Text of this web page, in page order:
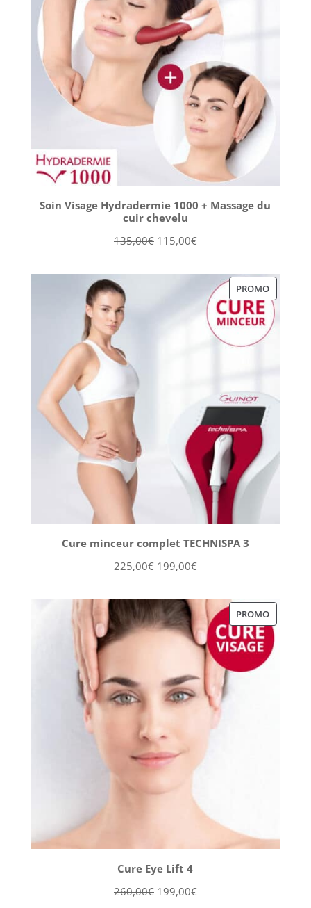
Soin Visage Hydradermie 1000 + Massage du
cuir chevelu
135,00€ Le
initial
135,00€.
115,00€Le
actuel
est :
115,00€.
PROMOPRODUIT
EN
Cure minceur complet TECHNISPA 3
225,00€ Le
initial
était :
225,00€.
199,00€Le
actuel
est :
199,00€.
PROMOPRODUIT
EN
Cure Eye Lift 4
260,00€ Le
199,00€Le